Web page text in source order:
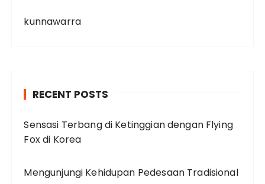
kunnawarra
RECENT POSTS
Sensasi Terbang di Ketinggian dengan Flying
Fox di Korea
Mengunjungi Kehidupan Pedesaan Tradisional